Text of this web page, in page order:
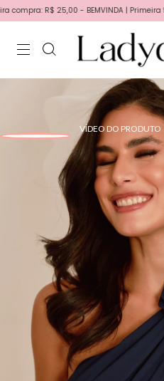
R$ 25,00 - BEMVINDA | Primeira